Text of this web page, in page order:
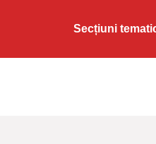
Secțiuni